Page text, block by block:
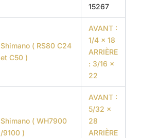
15267
Shimano ( RS80 C24
et C50 )
AVANT :
1/4 x 18
ARRIÈRE
: 3/16 x
22
Shimano ( WH7900
/9100 )
AVANT :
5/32 x
28
ARRIÈRE